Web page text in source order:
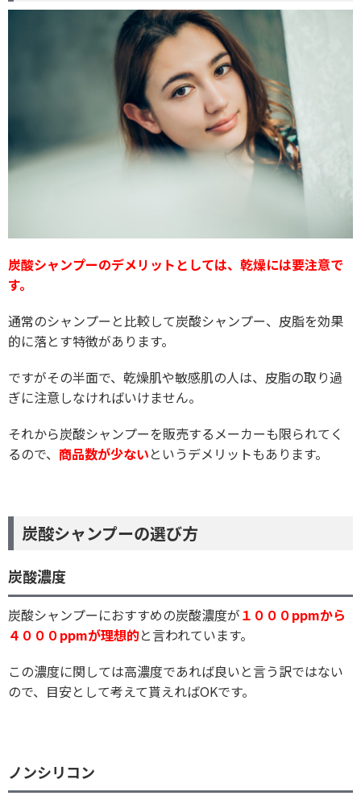
炭酸シャンプーのデメリットとしては、乾燥には要注意で
す。
通常のシャンプーと比較して炭酸シャンプー、皮脂を効果
的に落とす特徴があります。
ですがその半面で、乾燥肌や敏感肌の人は、皮脂の取り過
ぎに注意しなければいけません。
それから炭酸シャンプーを販売するメーカーも限られてく
るので、 商品数が少ないというデメリットもあります。
炭酸シャンプーの選び方
炭酸濃度
炭酸シャンプーにおすすめの炭酸濃度が１０００ppmから
４０００ppmが理想的と言われています。
この濃度に関しては高濃度であれば良いと言う訳ではない
ので、目安として考えて貰えればOKです。
ノンシリコン